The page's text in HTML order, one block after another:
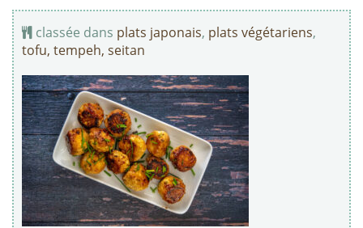
classée dans plats japonais, plats végétariens,
tofu, tempeh, seitan